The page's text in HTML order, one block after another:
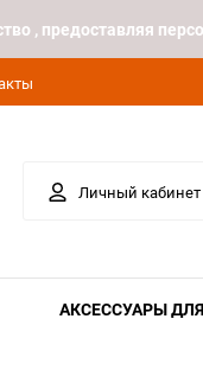
, предоставляя
Личный кабинет
АКСЕССУАРЫ